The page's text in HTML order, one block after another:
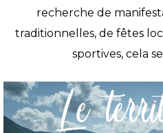
recherche de
traditionnelles, de fêtes
sportives, cela
Le